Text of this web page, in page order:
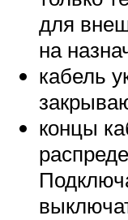
для
на
кабель
концы